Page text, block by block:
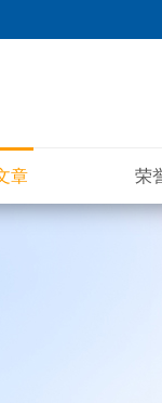
章 荣